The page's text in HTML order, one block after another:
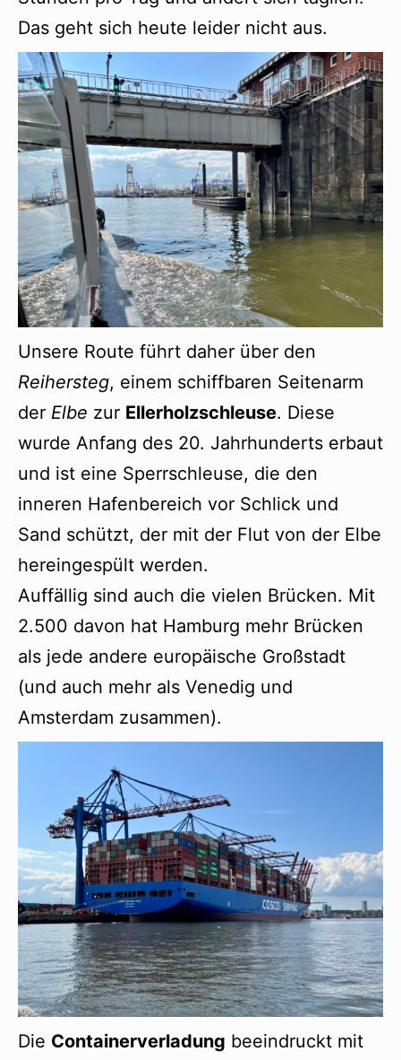
Das geht sich heute leider nicht aus.
Unsere Route führt daher über den
Reihersteg, einem schiffbaren Seitenarm
der Elbe zur Ellerholzschleuse. Diese
wurde Anfang des 20. Jahrhunderts erbaut
und ist eine Sperrschleuse, die den
inneren Hafenbereich vor Schlick und
Sand schützt, der mit der Flut von der Elbe
hereingespült werden.
Auffällig sind auch die vielen Brücken. Mit
2.500 davon hat Hamburg mehr Brücken
als jede andere europäische Großstadt
(und auch mehr als Venedig und
Amsterdam zusammen).
Die Containerverladung beeindruckt mit